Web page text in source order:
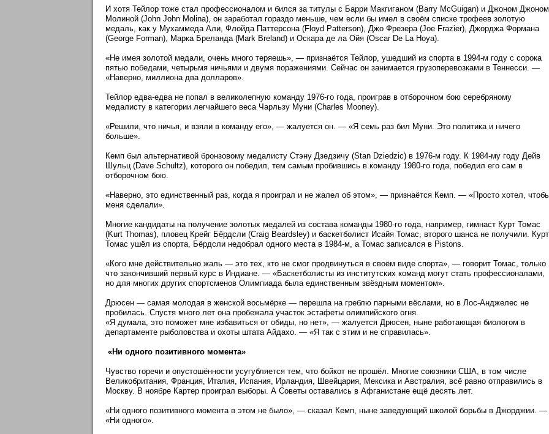
И хотя Тейлор тоже стал профессионалом и бился за титулы с Барри Макгиганом (Barry McGuigan) и Джоном Джоном
Молиной (John John Molina), он заработал гораздо меньше, чем если бы имел в своём списке трофеев золотую
медаль, как у Мухаммеда Али, Флойда Паттерсона (Floyd Patterson), Джо Фрезера (Joe Frazier), Джорджа Формана
(George Forman), Марка Бреланда (Mark Breland) и Оскара де ла Ойя (Oscar De La Hoya).
«Не имея золотой медали, очень много теряешь», — признаётся Тейлор, ушедший из спорта в 1994-м году с сорока
пятью победами, четырьмя ничьями и двумя поражениями. Сейчас он занимается грузоперевозками в Теннесси. —
«Наверно, миллиона два долларов».
Тейлор едва-едва не попал в великолепную команду 1976-го года, проиграв в отборочном бою серебряному
медалисту в категории легчайшего веса Чарльзу Муни (Charles Mooney).
«Решили, что ничья, и взяли в команду его», — жалуется он. — «Я семь раз бил Муни. Это политика и ничего
больше».
Кемп был альтернативой бронзовому медалисту Стэну Дзедзичу (Stan Dziedzic) в 1976-м году. К 1984-му году Дейв
Шульц (Dave Schultz), которого он победил, тем самым пробившись в команду 1980-го года, победил его сам в
отборочном бою.
«Наверно, это единственный раз, когда я проиграл и не жалел об этом», — признаётся Кемп. — «Просто хотел,
меня сделали».
Многие кандидаты на получение золотых медалей из состава команды 1980-го года, например, гимнаст Курт Томас
(Kurt Thomas), пловец Крейг Бёрдсли (Craig Beardsley) и баскетболист Исайя Томас, второго шанса не получили. Курт
Томас ушёл из спорта, Бёрдсли недобрал одного места в 1984-м, а Томас записался в Pistons.
«Кого мне действительно жаль — это тех, кто не смог продвинуться в своём виде спорта», — говорит Томас, только
что закончивший первый курс в Индиане. — «Баскетболисты из институтских команд могут стать профессионалами,
но для многих других спортсменов Олимпиада была единственным звёздным моментом».
Дрюсен — самая молодая в женской восьмёрке — перешла на греблю парными вёслами, но в Лос-Анджелес не
пробилась. Спустя много лет она пробежала участок эстафеты олимпийского огня.
«Я думала, это поможет мне избавиться от обиды, но нет», — жалуется Дрюсен, ныне работающая биологом в
департаменте рыболовства и охоты штата Айдахо. — «Я так с этим и не справилась».
«Ни одного позитивного момента»
Чувство горечи и опустошённости усугубляется тем, что бойкот не прошёл. Многие союзники США, в том числе
Великобритания, Франция, Италия, Испания, Ирландия, Швейцария, Мексика и Австралия, всё равно отправились в
Москву. В ноябре Картер проиграл выборы. А Советы оставались в Афганистане ещё десять лет.
«Ни одного позитивного момента в этом не было», — сказал Кемп, ныне заведующий школой борьбы в Джорджии. —
«Ни одного».